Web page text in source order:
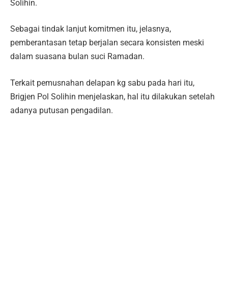
Solihin.
Sebagai tindak lanjut komitmen itu, jelasnya,
pemberantasan tetap berjalan secara konsisten meski
dalam suasana bulan suci Ramadan.
Terkait pemusnahan delapan kg sabu pada hari itu,
Brigjen Pol Solihin menjelaskan, hal itu dilakukan setelah
adanya putusan pengadilan.